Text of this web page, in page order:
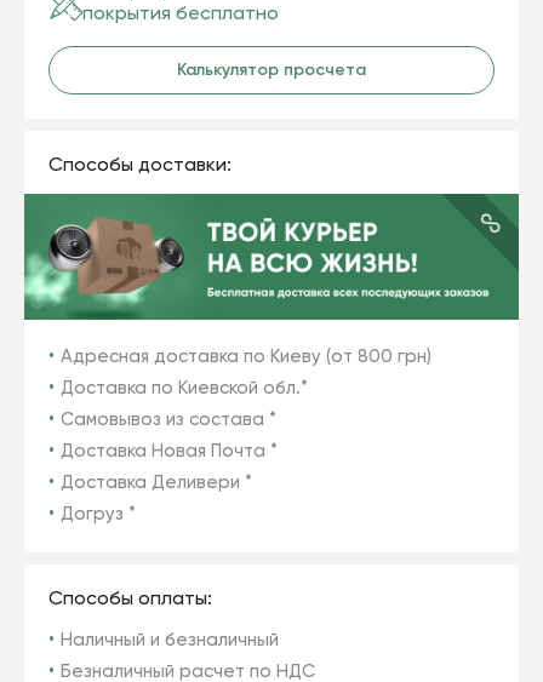
покрытия бесплатно
Калькулятор просчета
Способы доставки:
Адресная доставка по Киеву (от 800 грн)
Доставка по Киевской обл.*
Самовывоз из состава *
Доставка Новая Почта *
Доставка Деливери *
Догруз *
Способы оплаты:
Наличный и безналичный
Безналичный расчет по НДС